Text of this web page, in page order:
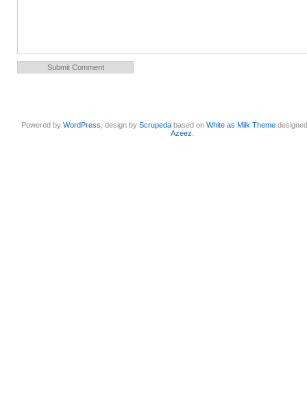
Powered byWordPress , design byScrupeda based onWhite as Milk Theme
Azeez